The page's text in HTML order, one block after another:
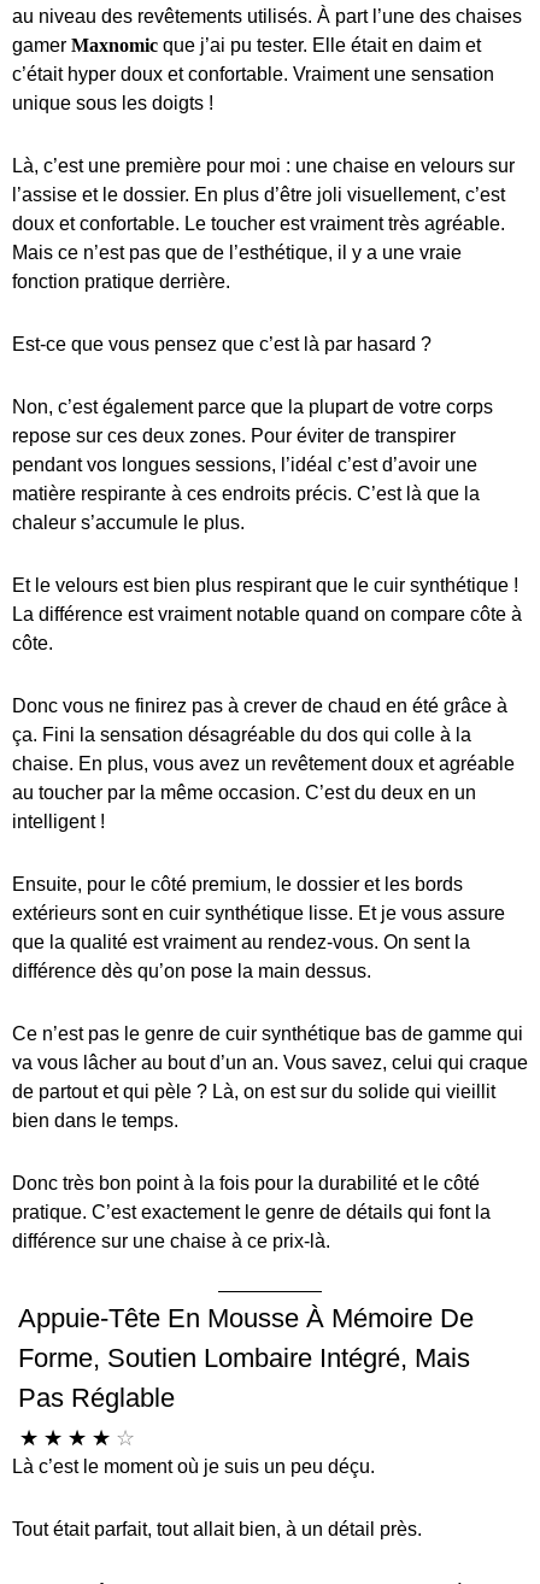
au niveau des revêtements utilisés. À part l’une des chaises
gamer Maxnomic que j’ai pu tester. Elle était en daim et
c’était hyper doux et confortable. Vraiment une sensation
unique sous les doigts !
Là, c’est une première pour moi : une chaise en velours sur
l’assise et le dossier. En plus d’être joli visuellement, c’est
doux et confortable. Le toucher est vraiment très agréable.
Mais ce n’est pas que de l’esthétique, il y a une vraie
fonction pratique derrière.
Est-ce que vous pensez que c’est là par hasard ?
Non, c’est également parce que la plupart de votre corps
repose sur ces deux zones. Pour éviter de transpirer
pendant vos longues sessions, l’idéal c’est d’avoir une
matière respirante à ces endroits précis. C’est là que la
chaleur s’accumule le plus.
Et le velours est bien plus respirant que le cuir synthétique !
La différence est vraiment notable quand on compare côte à
côte.
Donc vous ne finirez pas à crever de chaud en été grâce à
ça. Fini la sensation désagréable du dos qui colle à la
chaise. En plus, vous avez un revêtement doux et agréable
au toucher par la même occasion. C’est du deux en un
intelligent !
Ensuite, pour le côté premium, le dossier et les bords
extérieurs sont en cuir synthétique lisse. Et je vous assure
que la qualité est vraiment au rendez-vous. On sent la
différence dès qu’on pose la main dessus.
Ce n’est pas le genre de cuir synthétique bas de gamme qui
va vous lâcher au bout d’un an. Vous savez, celui qui craque
de partout et qui pèle ? Là, on est sur du solide qui vieillit
bien dans le temps.
Donc très bon point à la fois pour la durabilité et le côté
pratique. C’est exactement le genre de détails qui font la
différence sur une chaise à ce prix-là.
Appuie-Tête En Mousse À Mémoire De
Forme, Soutien Lombaire Intégré, Mais
Pas Réglable
☆ ☆ ☆ ☆ ☆
Là c’est le moment où je suis un peu déçu.
Tout était parfait, tout allait bien, à un détail près.